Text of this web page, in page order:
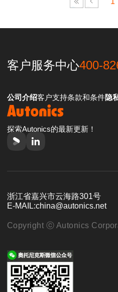
客户服务中心400-
公司介绍客户支持条款和条件隐
探索Autonics的最新更新！
浙江省嘉兴市云海路301号
E-MAIL:china@autonics.net
Copyright ⓒ Autonics